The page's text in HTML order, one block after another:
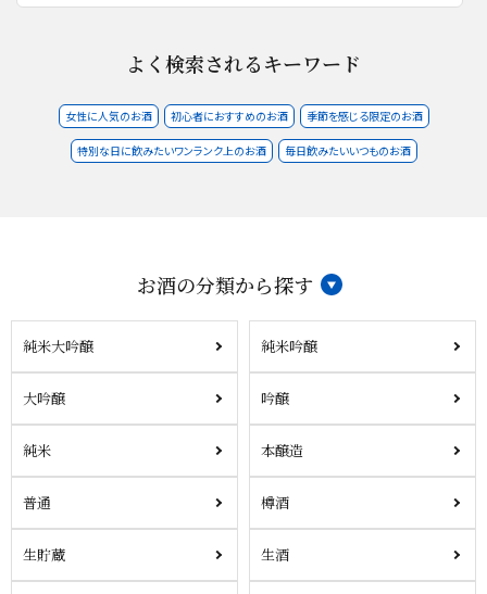
よく検索されるキーワード
女性に人気のお酒 初心者におすすめのお酒 季節を感じる限定のお酒
特別な日に飲みたいワンランク上のお酒 毎日飲みたいいつものお酒
お酒の分類から探す
純米大吟醸 純米吟醸
大吟醸 吟醸
純米 本醸造
普通 樽酒
生貯蔵 生酒